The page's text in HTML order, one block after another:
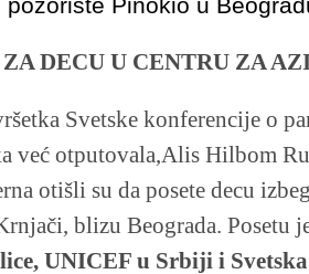
DECU U CENTRU ZA
Svetske konferencije o
već otputovala,Alis Hilbom
otišli su da posete decu
blizu Beograda. Posetu
UNICEF u Srbiji i